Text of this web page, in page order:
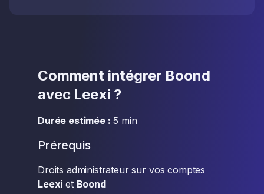
Comment intégrer Boond
avec Leexi ?
Durée estimée : 5 min
Prérequis
Droits administrateur sur vos comptes
Leexi et Boond